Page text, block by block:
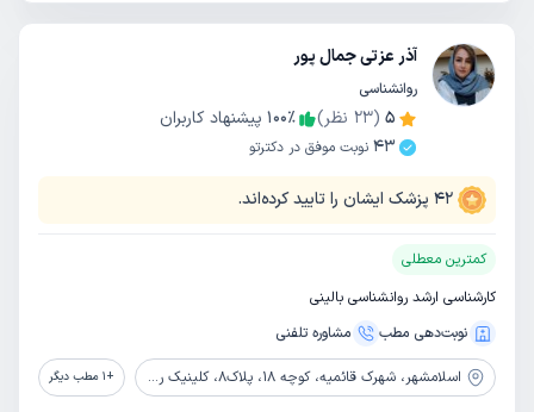
آذر عزتی جمال پور
روانشناسی
5
(
23 نظر) 100٪
پیشنهاد کاربران
43 نوبت موفق در دکترتو
42 پزشک ایشان را تایید کرده‌اند.
کمترین معطلی
کارشناسی ارشد روانشناسی بالینی
نوبت‌دهی مطب
مشاوره‌ تلفنی
اسلامشهر، شهرک قائمیه، کوچه 18، پلاک8، کلینیک روانشناسی ندای درون من +
1 مطب دیگر